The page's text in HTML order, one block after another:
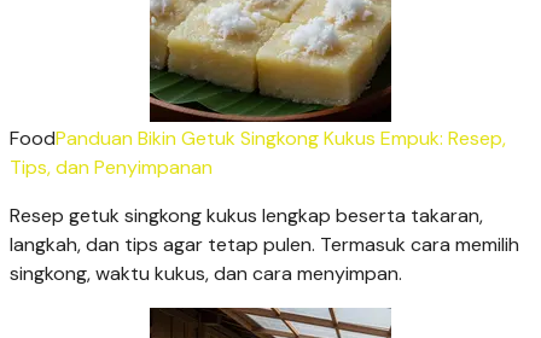
FoodPanduan Bikin Getuk Singkong Kukus Empuk: Resep,
Tips, dan Penyimpanan
Resep getuk singkong kukus lengkap beserta takaran,
langkah, dan tips agar tetap pulen. Termasuk cara memilih
singkong, waktu kukus, dan cara menyimpan.